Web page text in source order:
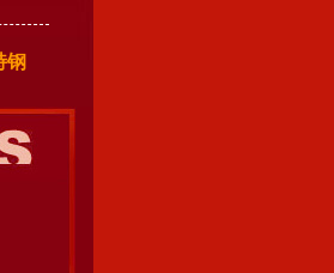
钢